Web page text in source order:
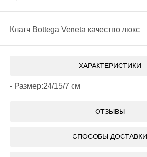
Клатч Bottega Veneta качество люкс
ХАРАКТЕРИСТИКИ
- Размер:24/15/7 см
ОТЗЫВЫ
СПОСОБЫ ДОСТАВКИ